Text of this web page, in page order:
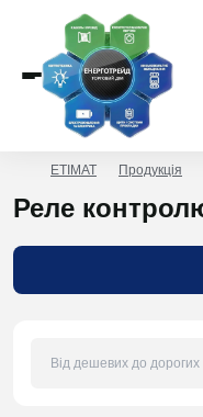
ETIMAT Продукція
Реле